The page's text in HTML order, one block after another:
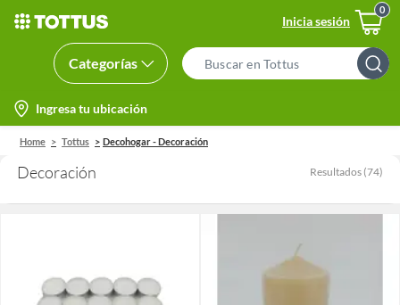
Inicia sesión
Categorías
Search
Bar
location-
icon
Ingresa tu ubicación
Home Tottus Decohogar - Decoración
Decoración Resultados (74)